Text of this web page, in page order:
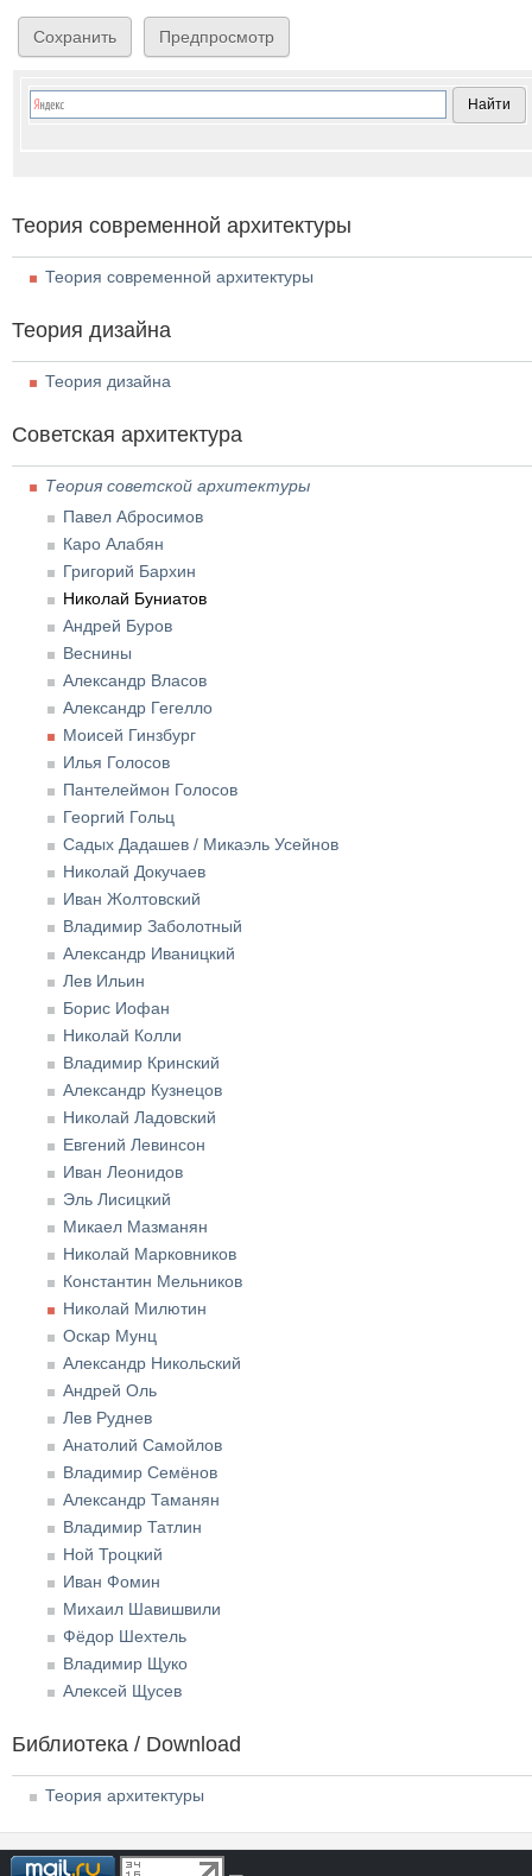
Теория современной архитектуры
Теория современной архитектуры
Теория дизайна
Теория дизайна
Советская архитектура
Теория советской архитектуры
Павел Абросимов
Каро Алабян
Григорий Бархин
Николай Буниатов
Андрей Буров
Веснины
Александр Власов
Александр Гегелло
Моисей Гинзбург
Илья Голосов
Пантелеймон Голосов
Георгий Гольц
Садых Дадашев / Микаэль Усейнов
Николай Докучаев
Иван Жолтовский
Владимир Заболотный
Александр Иваницкий
Лев Ильин
Борис Иофан
Николай Колли
Владимир Кринский
Александр Кузнецов
Николай Ладовский
Евгений Левинсон
Иван Леонидов
Эль Лисицкий
Микаел Мазманян
Николай Марковников
Константин Мельников
Николай Милютин
Оскар Мунц
Александр Никольский
Андрей Оль
Лев Руднев
Анатолий Самойлов
Владимир Семёнов
Александр Таманян
Владимир Татлин
Ной Троцкий
Иван Фомин
Михаил Шавишвили
Фёдор Шехтель
Владимир Щуко
Алексей Щусев
Библиотека / Download
Теория архитектуры